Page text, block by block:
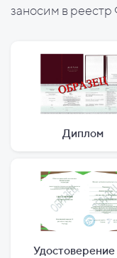
заносим в
Диплом